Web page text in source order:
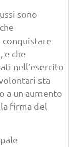
sono
conquistare
e che
nell’esercito
sta
a un aumento
firma del